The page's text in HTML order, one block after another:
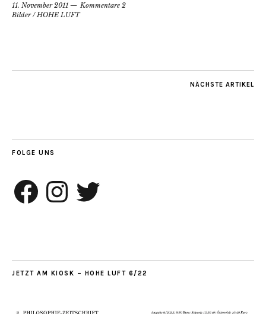
11. November 2011
Kommentare 2
Bilder/HOHE LUFT
NÄCHSTE ARTIKEL
FOLGE UNS
Facebook InstagramTwitter
JETZT AM KIOSK – HOHE LUFT 6/22